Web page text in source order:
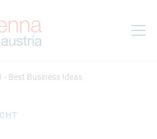
- Best Business Ideas